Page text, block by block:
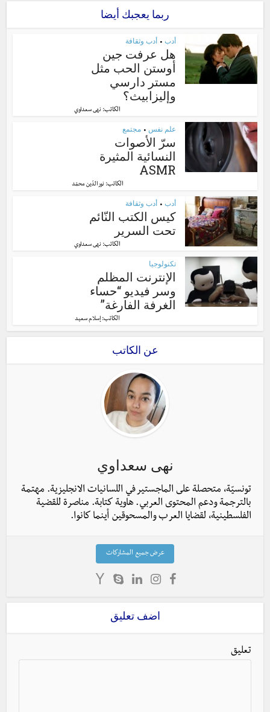
ربما يعجبك أيضا
أدب • أدب وثقافة
هل عرفت جين
أوستن الحب مثل
مستر دارسي
وإليزابيث؟
الكاتب: نهى سعداوي
علم نفس • مجتمع
سرّ الأصوات
النسائية المثيرة
ASMR
الكاتب:نور الدّين محمّد
أدب • أدب وثقافة
كيس الكتب النّائم
تحت السرير
الكاتب: نهى سعداوي
تكنولوجيا
الإنترنت المظلم
وسر فيديو “حساء
الغرفة الفارغة”
الكاتب: إسلام سعيد
عن الكاتب
نهى سعداوي
تونسيّة، متحصلة على الماجستير في اللسانيات الانجليزية. مهتمة
بالترجمة ودعم المحتوى العربي. هاوية كتابة. مناصرة للقضية
الفلسطينية، لقضايا العرب والمسحوقين أينما كانوا.
عرض جميع المشاركات
اضف تعليق
تعليق